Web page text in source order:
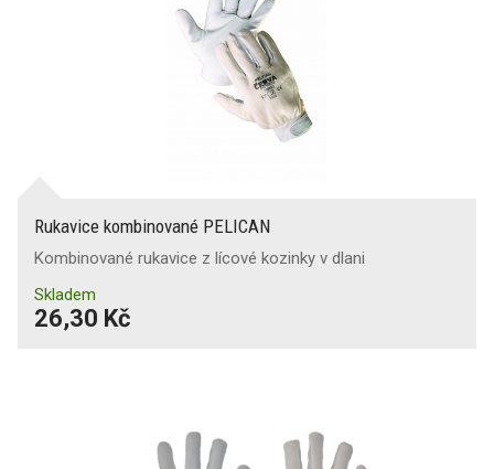
Rukavice kombinované PELICAN
Kombinované rukavice z lícové kozinky v dlani
Skladem
26,30 Kč